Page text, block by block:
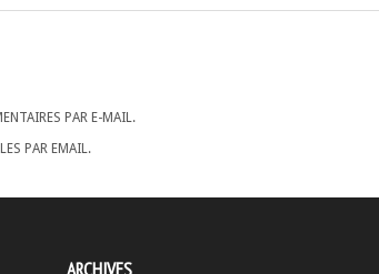
PAR E-MAIL.
PAR EMAIL.